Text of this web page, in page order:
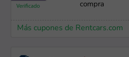
compra
Más cupones de Rentcars.com